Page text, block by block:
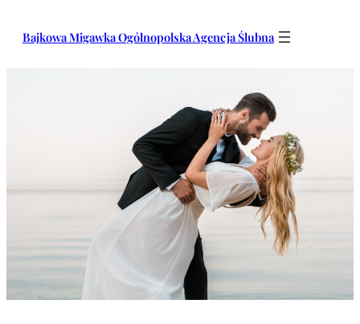
Bajkowa Migawka Ogólnopolska Agencja Ślubna